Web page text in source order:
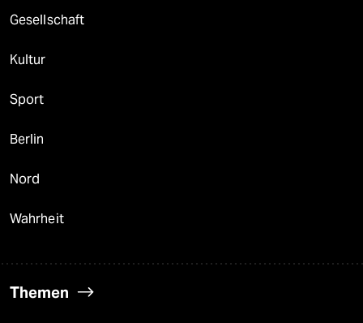
Gesellschaft
Kultur
Sport
Berlin
Nord
Wahrheit
Themen